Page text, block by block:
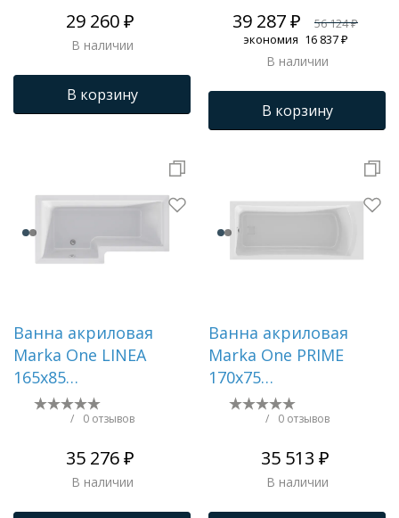
29 260 ₽
В наличии
В корзину
39 287 ₽
56 124 ₽
экономия 16 837 ₽
В наличии
В корзину
Ванна акриловая
Marka One LINEA
165х85
Асимметричная
белая Правая
/ 0 отзывов
35 276 ₽
В наличии
Ванна акриловая
Marka One PRIME
170x75
Прямоугольная белая
01пра1775
/ 0 отзывов
35 513 ₽
В наличии